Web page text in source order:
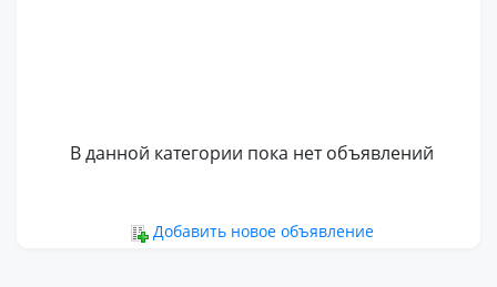
В данной категории пока нет объявлений
Добавить новое объявление